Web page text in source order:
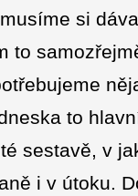
si
to
to
sestavě, v
i v útoku.